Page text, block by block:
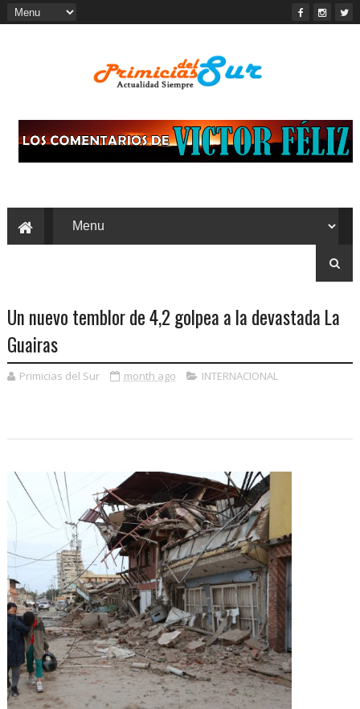
Un nuevo temblor de 4,2 golpea a la devastada La
Guairas
Primicias del Sur month ago INTERNACIONAL